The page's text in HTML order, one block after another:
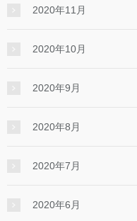
2020年11月
2020年10月
2020年9月
2020年8月
2020年7月
2020年6月